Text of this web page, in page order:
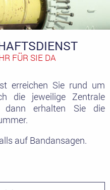
FÜR SIE DA
erreichen Sie rund um
die jeweilige Zentrale
erhalten Sie die
auf Bandansagen.